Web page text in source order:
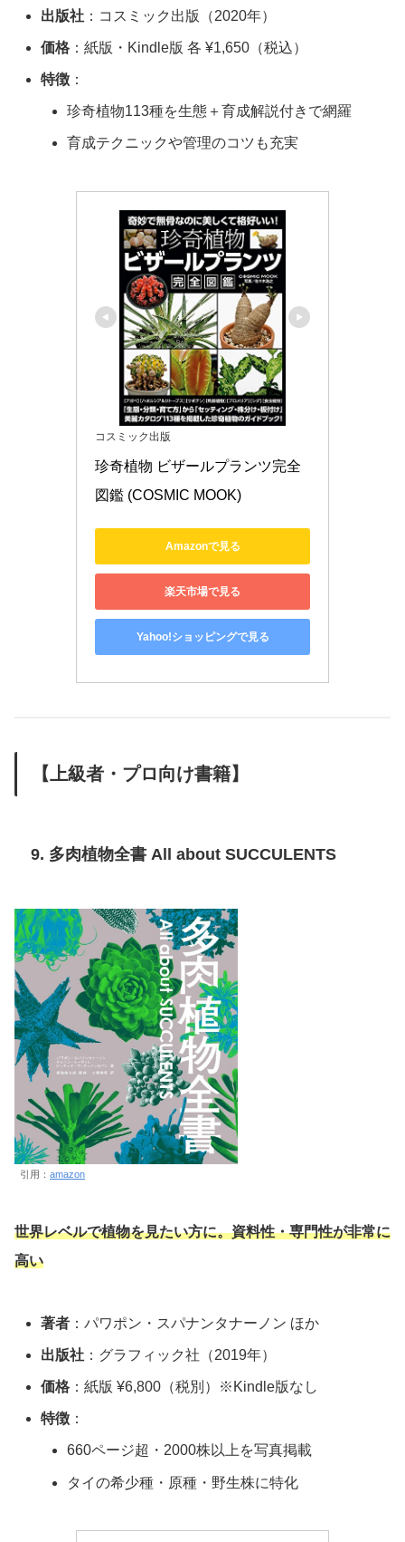
出版社 ：コスミック出版（2020年）
価格 ：紙版・Kindle版 各 ¥1,650（税込）
特徴 ：
珍奇植物113種を生態＋育成解説付きで網羅
育成テクニックや管理のコツも充実
コスミック出版
珍奇植物 ビザールプランツ完全
図鑑 (COSMIC MOOK)
Amazonで見る
楽天市場で見る
Yahoo!ショッピングで見る
【上級者・プロ向け書籍】
9. 多肉植物全書 All about SUCCULENTS
引用： amazon
世界レベルで植物を見たい方に。資料性・専門性が非常に
高い
著者 ：パワポン・スパナンタナーノン ほか
出版社 ：グラフィック社（2019年）
価格 ：紙版 ¥6,800（税別）※Kindle版なし
特徴 ：
660ページ超・2000株以上を写真掲載
タイの希少種・原種・野生株に特化